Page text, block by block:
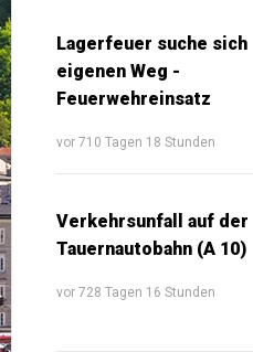
Lagerfeuer suche sich
eigenen Weg -
Feuerwehreinsatz
vor 710 Tagen 18 Stunden
Verkehrsunfall auf der
Tauernautobahn (A 10)
vor 728 Tagen 16 Stunden